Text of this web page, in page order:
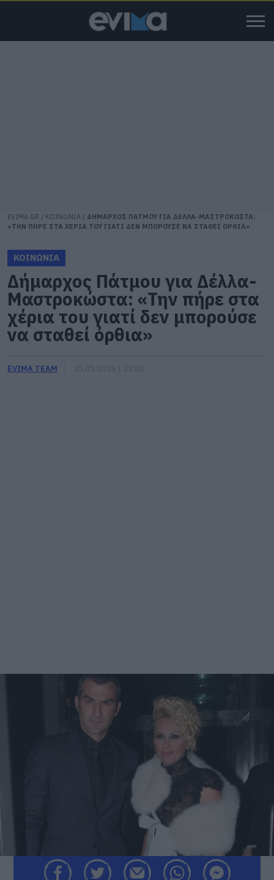
EVIMA.GR / ΚΟΙΝΩΝΙΑ / ΔΗΜΑΡΧΟΣ ΠΑΤΜΟΥ ΓΙΑ ΔΕΛΛΑ-ΜΑΣΤΡΟΚΩΣΤΑ:
«ΤΗΝ ΠΗΡΕ ΣΤΑ ΧΕΡΙΑ ΤΟΥ ΓΙΑΤΙ ΔΕΝ ΜΠΟΡΟΥΣΕ ΝΑ ΣΤΑΘΕΙ ΟΡΘΙΑ»
ΚΟΙΝΩΝΙΑ
Δήμαρχος Πάτμου για Δέλλα-
Μαστροκώστα: «Την πήρε στα
χέρια του γιατί δεν μπορούσε
να σταθεί όρθια»
EVIMA TEAM